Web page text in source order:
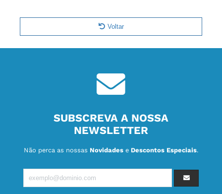
Voltar
SUBSCREVA A NOSSA
NEWSLETTER
Não perca as nossas Novidades e Descontos Especiais.